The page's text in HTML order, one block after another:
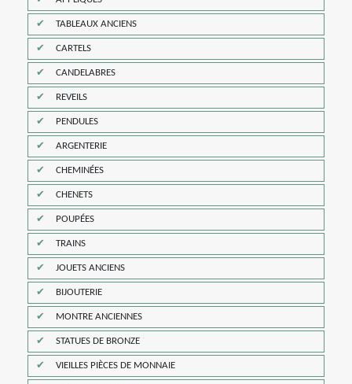
TABLEAUX ANCIENS
CARTELS
CANDELABRES
REVEILS
PENDULES
ARGENTERIE
CHEMINÉES
CHENETS
POUPÉES
TRAINS
JOUETS ANCIENS
BIJOUTERIE
MONTRE ANCIENNES
STATUES DE BRONZE
VIEILLES PIÈCES DE MONNAIE